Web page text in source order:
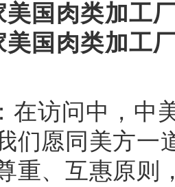
美国肉类加工
美国肉类加工
在访问中，中
们愿同美方一
重、互惠原则